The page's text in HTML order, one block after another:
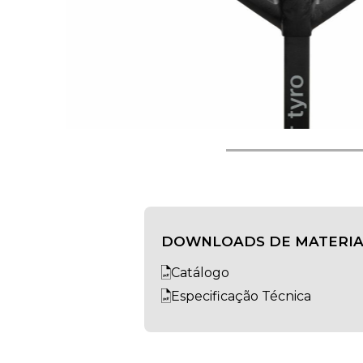
DOWNLOADS DE
Catálogo
Especificação Técnica